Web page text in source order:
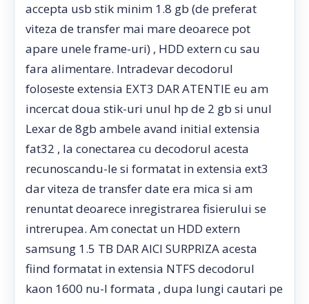
accepta usb stik minim 1.8 gb (de preferat
viteza de transfer mai mare deoarece pot
apare unele frame-uri) , HDD extern cu sau
fara alimentare. Intradevar decodorul
foloseste extensia EXT3 DAR ATENTIE eu am
incercat doua stik-uri unul hp de 2 gb si unul
Lexar de 8gb ambele avand initial extensia
fat32 , la conectarea cu decodorul acesta
recunoscandu-le si formatat in extensia ext3
dar viteza de transfer date era mica si am
renuntat deoarece inregistrarea fisierului se
intrerupea. Am conectat un HDD extern
samsung 1.5 TB DAR AICI SURPRIZA acesta
fiind formatat in extensia NTFS decodorul
kaon 1600 nu-l formata , dupa lungi cautari pe